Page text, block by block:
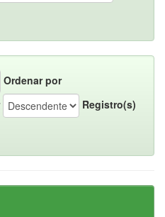
Ordenar por
Registro(s)